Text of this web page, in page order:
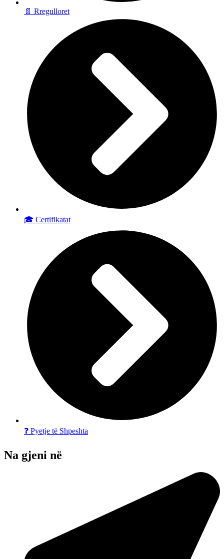
📄 Rregulloret
🎓 Certifikatat
❓ Pyetje të Shpeshta
Na gjeni në